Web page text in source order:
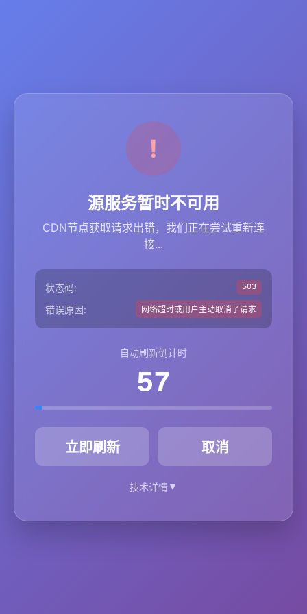
源服务暂时不可用
CDN节点获取请求出错，我们正在尝试重新连
接...
状态码: 503
错误原因: 网络超时或用户主动取消了请求
自动刷新倒计时
57
立即刷新 取消
技术详情▼